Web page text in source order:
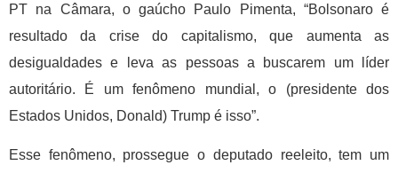
PT na Câmara, o gaúcho Paulo Pimenta, “Bolsonaro é
resultado da crise do capitalismo, que aumenta as
desigualdades e leva as pessoas a buscarem um líder
autoritário. É um fenômeno mundial, o (presidente dos
Estados Unidos, Donald) Trump é isso”.
Esse fenômeno, prossegue o deputado reeleito, tem um